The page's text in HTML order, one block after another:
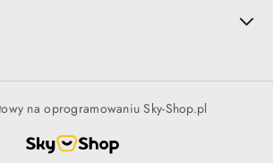
na oprogramowaniu Sky-Shop.pl